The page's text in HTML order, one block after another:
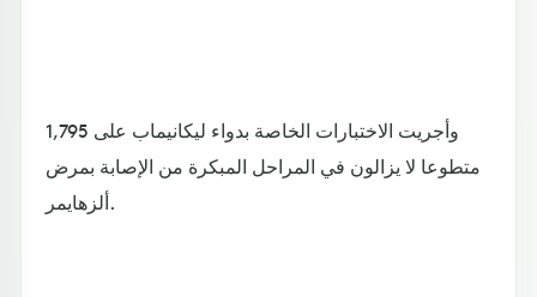
وأجريت الاختبارات الخاصة بدواء ليكانيماب على 1,795
متطوعا لا يزالون في المراحل المبكرة من الإصابة بمرض
ألزهايمر.